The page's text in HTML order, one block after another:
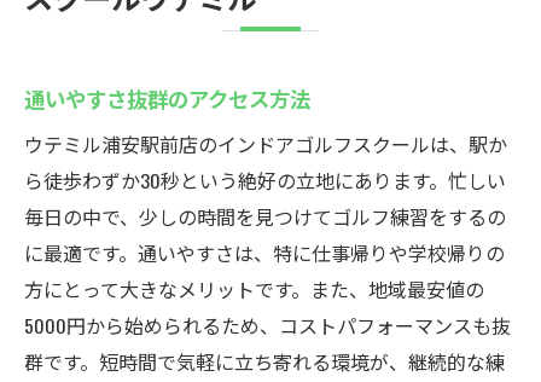
通いやすさ抜群のアクセス方法
ウテミル浦安駅前店のインドアゴルフスクールは、駅か
ら徒歩わずか30秒という絶好の立地にあります。忙しい
毎日の中で、少しの時間を見つけてゴルフ練習をするの
に最適です。通いやすさは、特に仕事帰りや学校帰りの
方にとって大きなメリットです。また、地域最安値の
5000円から始められるため、コストパフォーマンスも抜
群です。短時間で気軽に立ち寄れる環境が、継続的な練